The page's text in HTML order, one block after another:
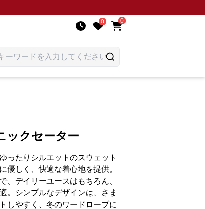
0 0
ックセーター
ったりシルエットのスウェット
優しく、快適な着心地を提供。
、デイリーユースはもちろん、
。シンプルなデザインは、さま
しやすく、冬のワードローブに